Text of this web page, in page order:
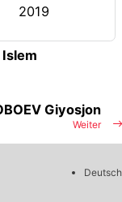
2019
Islem
Weiter
Giyosjon
Deutsch